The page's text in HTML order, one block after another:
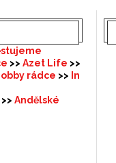
>> Azet Life >>
rádce >> In
>> Andělské